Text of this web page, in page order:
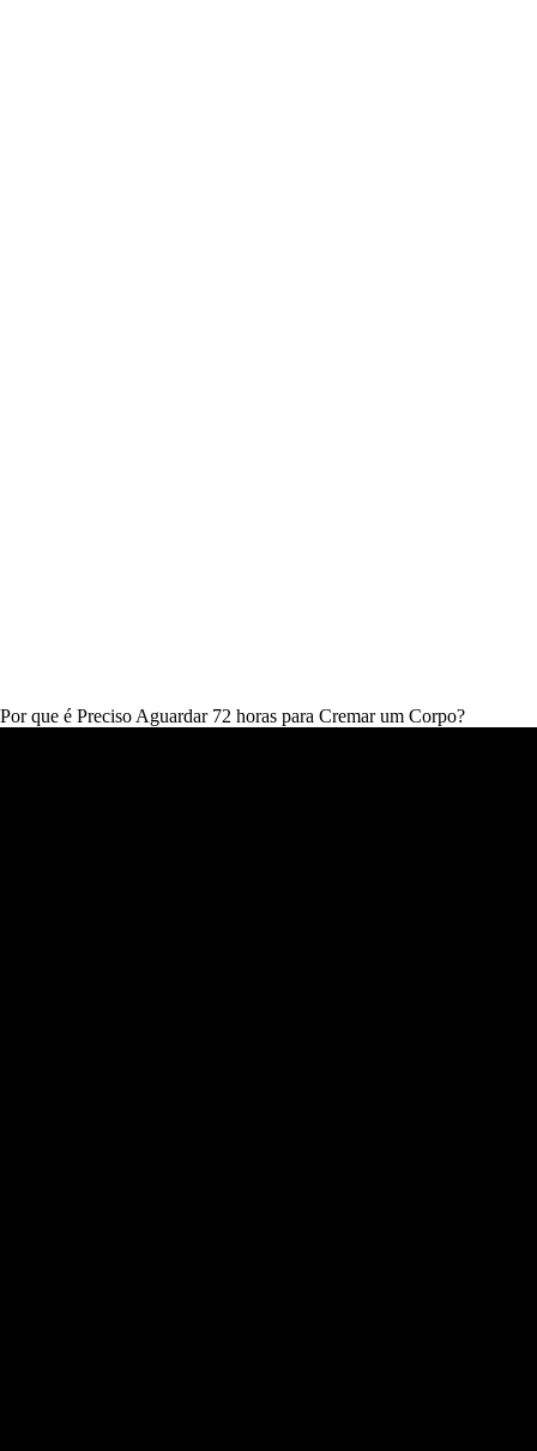
Por que é Preciso Aguardar 72 horas para Cremar um Corpo?